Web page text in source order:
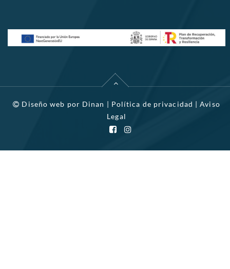
Diseño web por Dinan | Política de privacidad |Aviso
Legal